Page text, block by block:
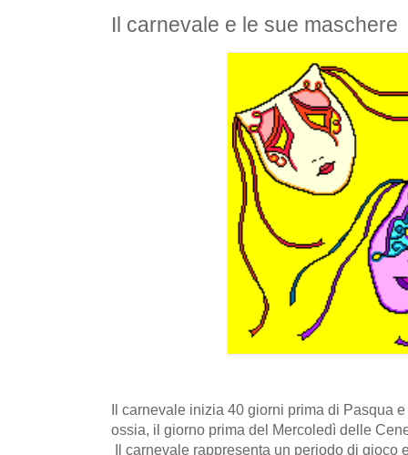
Il carnevale e le sue maschere
Il carnevale inizia 40 giorni prima di Pasqua
ossia, il giorno prima del Mercoledì delle
Il carnevale rappresenta un periodo di gioco